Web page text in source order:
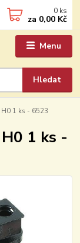
Menu
Hledat
0 ks
za 0,00 Kč
H0 1 ks - 6523
1 ks -